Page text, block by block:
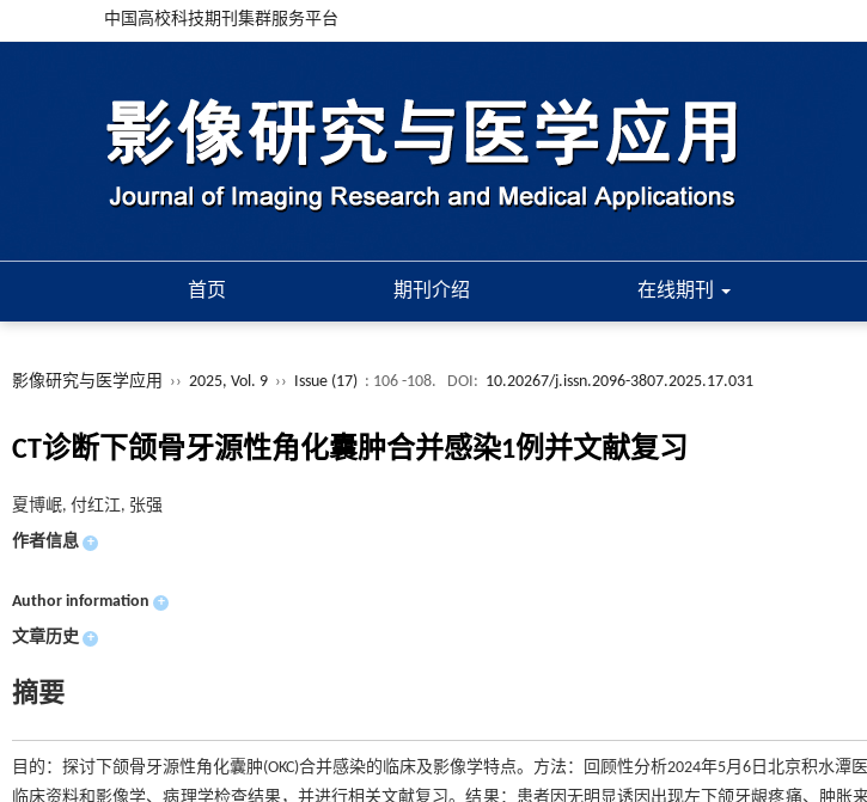
中国高校科技期刊集群服务平台
首页 期刊介绍 在线期刊
影像研究与医学应用 ›› 2025, Vol. 9 ›› Issue (17) : 106 -108. DOI: 10.20267/j.issn.2096-3807.2025.17.031
CT诊断下颌骨牙源性角化囊肿合并感染1例并文献复习
夏博岷, 付红江, 张强
作者信息 +
Author information +
文章历史 +
摘要
目的：探讨下颌骨牙源性角化囊肿(OKC)合并感染的临床及影像学特点。方法：回顾性分析2024年5月6日北京积水潭
临床资料和影像学、病理学检查结果，并进行相关文献复习。结果：患者因无明显诱因出现左下颌牙龈疼痛、肿胀